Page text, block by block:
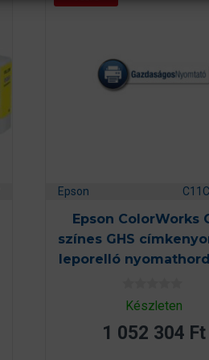
Epson
Epson ColorWorks
színes GHS
leporelló
0
a
5
Készleten
1 052 304 Ft